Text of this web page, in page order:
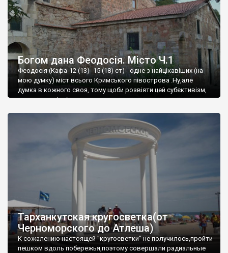
Богом дана Феодосія. Місто Ч.1
Феодосія (Кафа-12 (13) -15 (18) ст) - одне з найцікавіших (на
мою думку) міст всього Кримського півострова .Ну,але
думка в кожного своя, тому щоби розвіяти цей субєктивізм,
запрошую відвідати це
Тарханкутская кругосветка(от
Черноморского до Атлеша)
К сожалению настоящей "кругосветки" не получилось,пройти
пешком вдоль побережья,поэтому совершали радиальные